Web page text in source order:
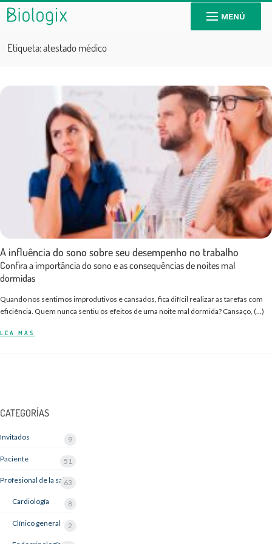
MENÚ
Etiqueta:atestado médico
A influência do sono sobre seu desempenho no trabalho
Confira a importância do sono e as consequências de noites mal
dormidas
Quando nos sentimos improdutivos e cansados, fica difícil realizar as tarefas com
eficiência. Quem nunca sentiu os efeitos de uma noite mal dormida? Cansaço, (…)
LEA MÁS
CATEGORÍAS
Invitados 9
Paciente 51
Profesional de la salud
63
Cardiología 8
Clínico general 2